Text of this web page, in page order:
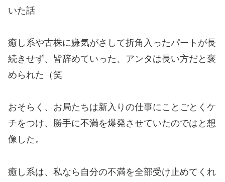
いた話
癒し系や古株に嫌気がさして折角入ったパートが長
続きせず、皆辞めていった、アンタは長い方だと褒
められた（笑
おそらく、お局たちは新入りの仕事にことごとくケ
チをつけ、勝手に不満を爆発させていたのではと想
像した。
癒し系は、私なら自分の不満を全部受け止めてくれ